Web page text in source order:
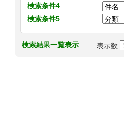
検索条件4
検索条件5
検索結果一覧表示 表示数